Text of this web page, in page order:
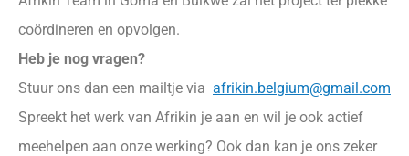
coördineren en opvolgen.
Heb je nog vragen?
Stuur ons dan een mailtje via afrikin.belgium@gmail.com
Spreekt het werk van Afrikin je aan en wil je ook actief
meehelpen aan onze werking? Ook dan kan je ons zeker